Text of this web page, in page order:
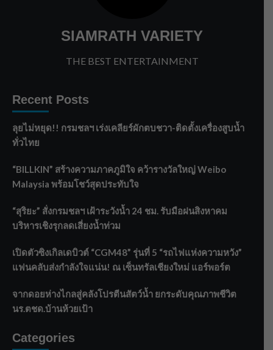
SIAMRATH VARIETY
THE BEST ENTERTAINMENT
Recent Posts
ลุยไม่หยุด!! กรมชลฯ เร่งเคลียร์ผักตบชวา-ติดตั้งเครื่องสูบน้ำ
ทั่วไทย
“BILLKIN” สร้างความภาคภูมิใจ คว้ารางวัลใหญ่ Weibo
Malaysia พร้อมโชว์สุดประทับใจ
“สุริยะ” สั่งกรมชลฯ เฝ้าระวังน้ำ 24 ชม. รับมือฝนสิงหาคม
บริหารเชิงรุกลดเสี่ยงน้ำท่วม
เปิดตัวซิงเกิลเดบิวต์ “CGM48” รุ่นที่ 5 “รถไฟแห่งความหวัง”
แฟนคลับส่งกำลังใจแน่น! ณ เซ็นทรัลเชียงใหม่ แอร์พอร์ต
จากดอยห่างไกลสู่คลังโปรตีนสัตว์น้ำ ยกระดับคุณภาพชีวิต
นร.ตชด.บ้านห้วยเป้า
Categories